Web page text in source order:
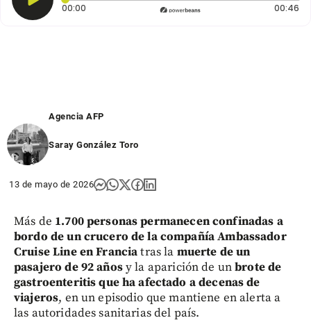
00:00 Tiempo transcurrido: 0 segundos 00:46
Agencia AFP
Saray González Toro
13 de mayo de 2026
Más de 1.700 personas permanecen confinadas a
bordo de un crucero de la compañía Ambassador
Cruise Line en Franciatras la muerte de un
pasajero de 92 añosy la aparición de unbrote de
gastroenteritis que ha afectado a decenas de
viajeros, en un episodio que mantiene en alerta a
las autoridades sanitarias del país.